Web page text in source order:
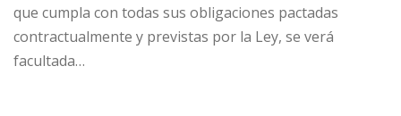
que cumpla con todas sus obligaciones pactadas
contractualmente y previstas por la Ley, se verá
facultada…